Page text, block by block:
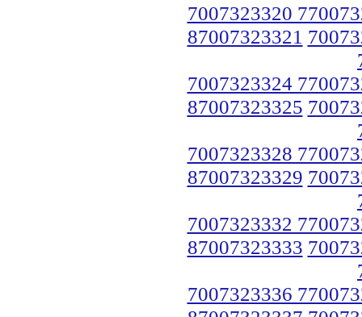
7007323320
87007323321
7007323324
87007323325
7007323328
87007323329
7007323332
87007323333
7007323336